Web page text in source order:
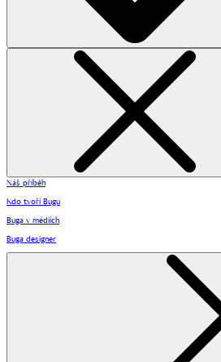
Náš příběh
Kdo tvoří Bugu
Buga v médiích
Buga designer